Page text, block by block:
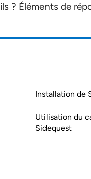
? Éléments de
Installation de
Utilisation du
Sidequest